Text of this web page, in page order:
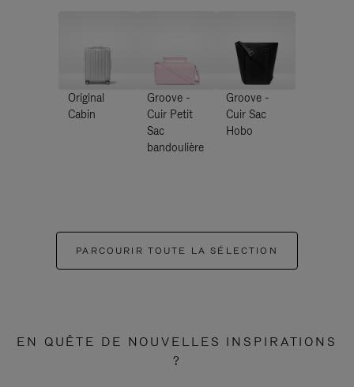
Original
Cabin
Groove -
Cuir Petit
Sac
bandoulière
Groove -
Cuir Sac
Hobo
PARCOURIR TOUTE LA SÉLECTION
EN QUÊTE DE NOUVELLES INSPIRATIONS
?